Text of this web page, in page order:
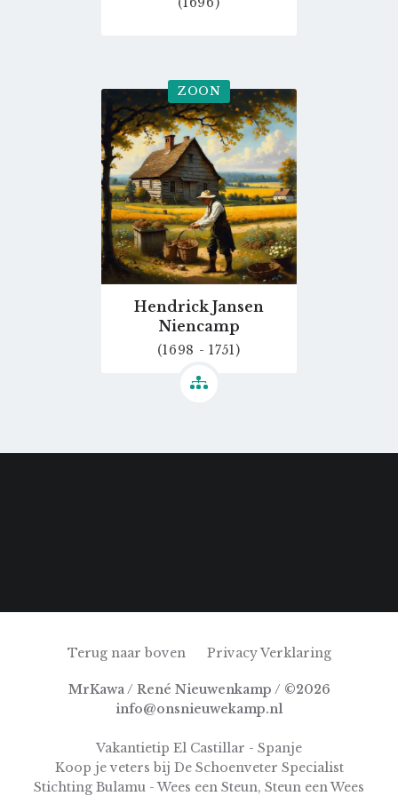
ZOON
Go
to
profile
page
Hendrick Jansen
Niencamp
(1698 - 1751)
Terug naar boven Privacy Verklaring
MrKawa / René Nieuwenkamp / ©2026
info@onsnieuwekamp.nl
Vakantietip El Castillar - Spanje
Koop je veters bij De Schoenveter Specialist
Stichting Bulamu - Wees een Steun, Steun een Wees